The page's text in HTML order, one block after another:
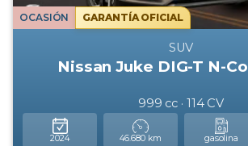
OCASIÓN GARANTÍA OFICIAL
SUV
Nissan Juke DIG-T N-
999 cc · 114 CV
2024 46.680 km gasolina